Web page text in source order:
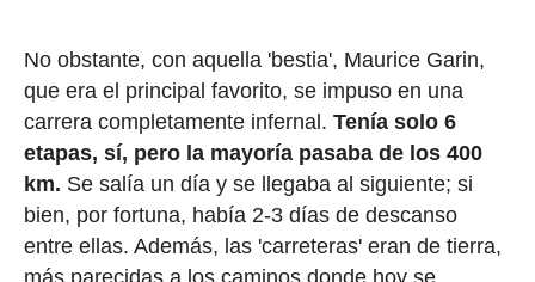
No obstante, con aquella 'bestia', Maurice Garin,
que era el principal favorito, se impuso en una
carrera completamente infernal. Tenía solo 6
etapas, sí, pero la mayoría pasaba de los 400
km. Se salía un día y se llegaba al siguiente; si
bien, por fortuna, había 2-3 días de descanso
entre ellas. Además, las 'carreteras' eran de tierra,
más parecidas a los caminos donde hoy se